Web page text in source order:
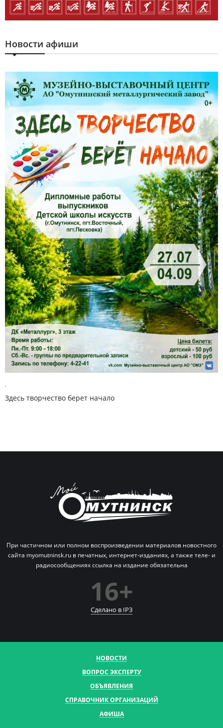
Новости афиши
,
Здесь творчество берет начало
При частичном или полном воспроизведении материалов новостного
сайта myomutninsk.ru в печатных, интернет-изданиях, а также теле- и
радиосообщениях ссылка на издание обязательна
16+
Сделано в IP3
НОВОСТИ
ВОПРОС ЭКСПЕРТУ
ОБЪЯВЛЕНИЯ
СПРАВОЧНИК ОРГАНИЗАЦИЙ
АФИША